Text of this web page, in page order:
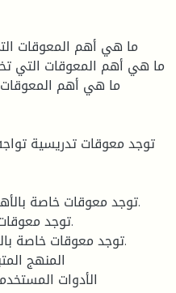
المنهج
الأدوات